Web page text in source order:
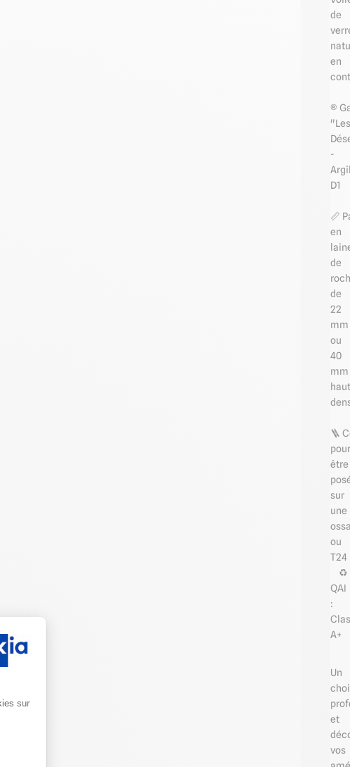
de
en
®️
"Les
-
D1
📏
en
de
de
22
mm
ou
40
mm
🪜
pour
être
sur
une
ou
T24
♻️
QAI
:
A+
Un
et
vos
: Personnalisez vos Options
sur